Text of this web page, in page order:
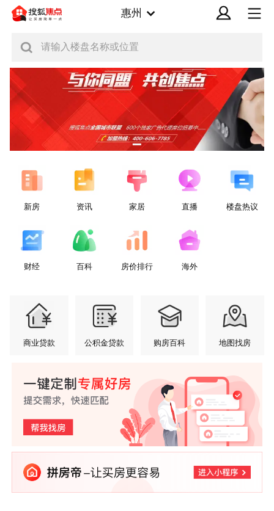
惠州
请输入楼盘名称或位置
新房 资讯 家居 直播 楼盘热议
财经 百科 房价排行 海外
商业贷款 公积金贷款 购房百科 地图找房